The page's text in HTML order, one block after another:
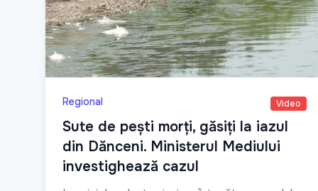
Regional Video
Sute de pești morți, găsiți la iazul
din Dănceni. Ministerul Mediului
investighează cazul